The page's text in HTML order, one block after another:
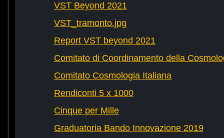
VST Beyond 2021
VST_tramonto.jpg
Report VST beyond 2021
Comitato di Coordinamento della
Comitato Cosmologia Italiana
Rendiconti 5 x 1000
Cinque per Mille
Graduatoria Bando Innovazione 2019